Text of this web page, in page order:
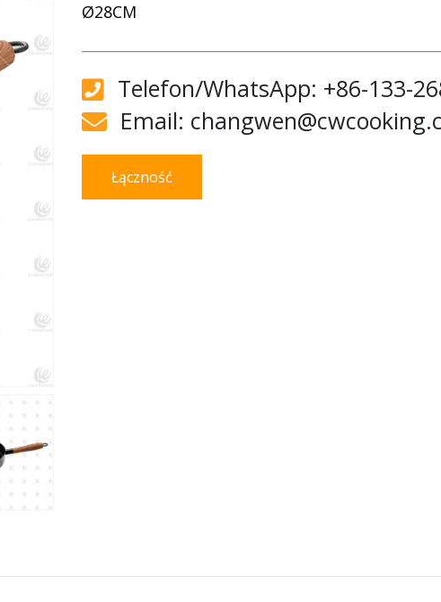
Ø28CM
Telefon/WhatsApp: +86-133-
Email:
Łączność